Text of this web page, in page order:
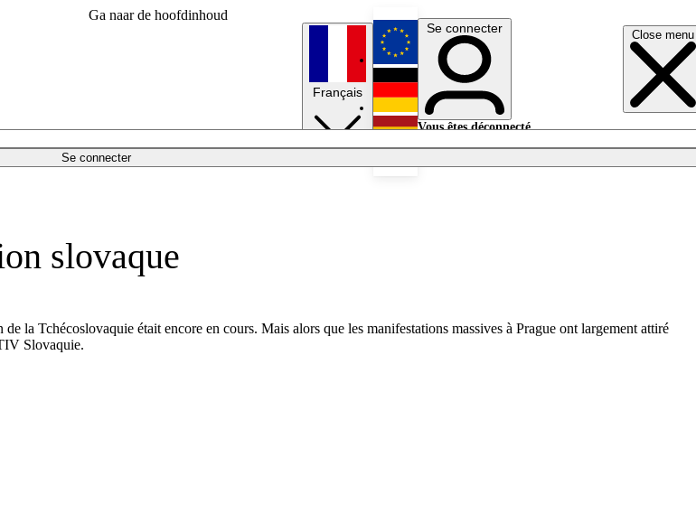
Ga naar de hoofdinhoud
Close menu
Se connecter
Français
English
Deutsch
Se connecter
Vous êtes déconnecté.
slovaque
Tchécoslovaquie était encore en cours. Mais alors que les manifestations massives à Prague ont largement attiré
Slovaquie.